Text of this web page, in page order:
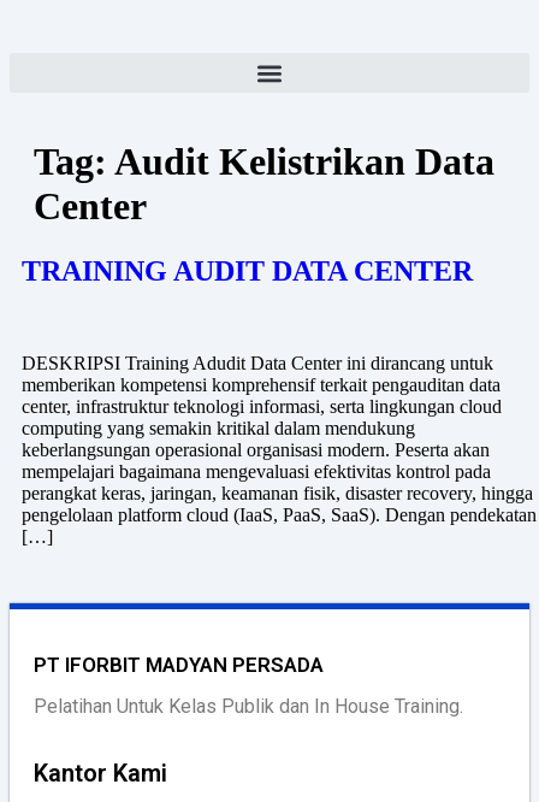
Tag: Audit Kelistrikan Data
Center
TRAINING AUDIT DATA CENTER
DESKRIPSI Training Adudit Data Center ini dirancang untuk
memberikan kompetensi komprehensif terkait pengauditan data
center, infrastruktur teknologi informasi, serta lingkungan cloud
computing yang semakin kritikal dalam mendukung
keberlangsungan operasional organisasi modern. Peserta akan
mempelajari bagaimana mengevaluasi efektivitas kontrol pada
perangkat keras, jaringan, keamanan fisik, disaster recovery, hingga
pengelolaan platform cloud (IaaS, PaaS, SaaS). Dengan pendekatan
[…]
PT IFORBIT MADYAN PERSADA
Pelatihan Untuk Kelas Publik dan In House Training.
Kantor Kami